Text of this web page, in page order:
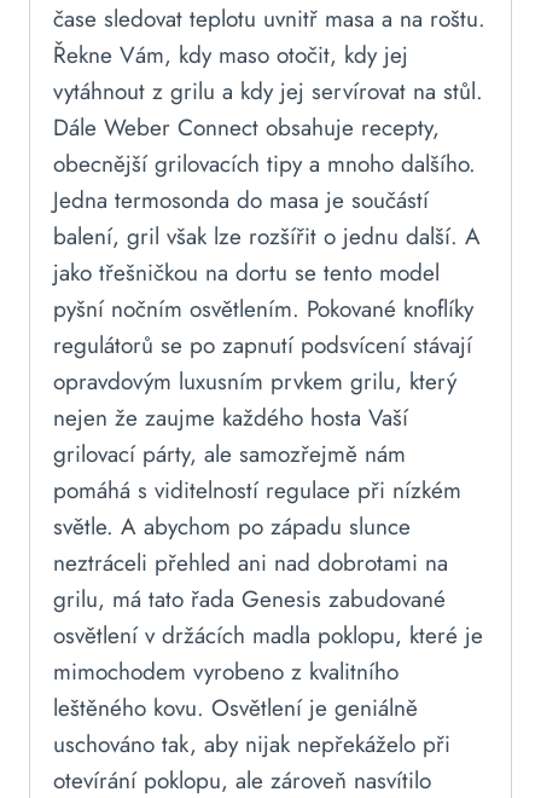
čase sledovat teplotu uvnitř masa a na roštu.
Řekne Vám, kdy maso otočit, kdy jej
vytáhnout z grilu a kdy jej servírovat na stůl.
Dále Weber Connect obsahuje recepty,
obecnější grilovacích tipy a mnoho dalšího.
Jedna termosonda do masa je součástí
balení, gril však lze rozšířit o jednu další. A
jako třešničkou na dortu se tento model
pyšní nočním osvětlením. Pokované knoflíky
regulátorů se po zapnutí podsvícení stávají
opravdovým luxusním prvkem grilu, který
nejen že zaujme každého hosta Vaší
grilovací párty, ale samozřejmě nám
pomáhá s viditelností regulace při nízkém
světle. A abychom po západu slunce
neztráceli přehled ani nad dobrotami na
grilu, má tato řada Genesis zabudované
osvětlení v držácích madla poklopu, které je
mimochodem vyrobeno z kvalitního
leštěného kovu. Osvětlení je geniálně
uschováno tak, aby nijak nepřekáželo při
otevírání poklopu, ale zároveň nasvítilo